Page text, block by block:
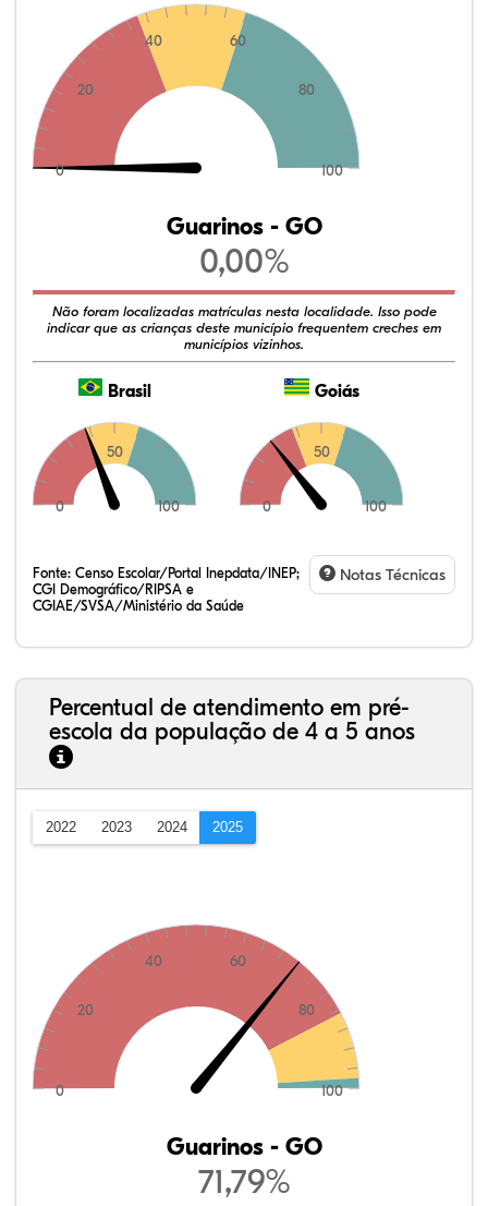
0
20
40 60
80
100
Guarinos - GO
0,00%
Não foram localizadas matrículas nesta localidade. Isso pode
indicar que as crianças deste município frequentem creches em
municípios vizinhos.
Brasil
0
50
100
Goiás
0
50
100
Fonte: Censo Escolar/Portal Inepdata/INEP;
CGI Demográfico/RIPSA e
CGIAE/SVSA/Ministério da Saúde
Notas Técnicas
Percentual de atendimento em pré-
escola da população de 4 a 5 anos
2022 2023 2024 2025
0
20
40 60
80
100
Guarinos - GO
71,79%